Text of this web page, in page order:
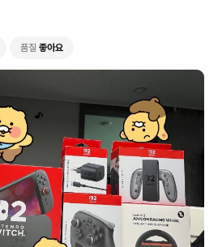
품질 좋아요